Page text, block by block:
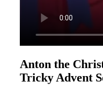
Anton the
Tricky Advent